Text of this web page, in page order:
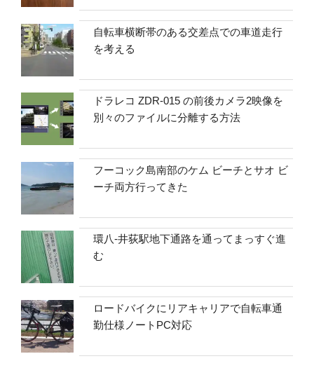
自転車横断帯のある交差点での車道走行
を考える
ドラレコ ZDR-015 の前後カメラ2映像を
別々のファイルに分離する方法
フーコック島南部のケム ビーチとサオ ビ
ーチ両方行ってきた
環八-井荻駅地下通路を通ってまっすぐ進
む
ロードバイクにリアキャリアで自転車通
勤仕様ノートPC対応